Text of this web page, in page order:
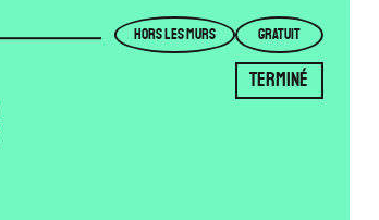
HORS LES MURS GRATUIT
TERMINÉ